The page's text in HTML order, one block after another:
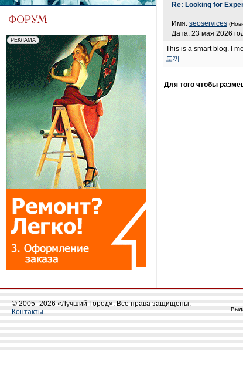
Re: Looking for
Имя: seoservices
Дата: 23 мая 2026
This is a smart blog. I
토끼
Для того чтобы
© 2005–2026 «Лучший Город». Все права защищены.
Контакты